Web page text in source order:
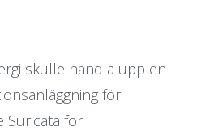
skulle handla upp en
för
Suricata för